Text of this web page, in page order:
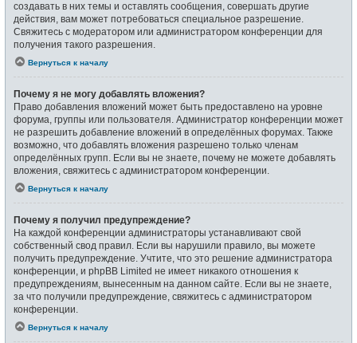
создавать в них темы и оставлять сообщения, совершать другие
действия, вам может потребоваться специальное разрешение.
Свяжитесь с модератором или администратором конференции для
получения такого разрешения.
Вернуться к началу
Почему я не могу добавлять вложения?
Право добавления вложений может быть предоставлено на уровне
форума, группы или пользователя. Администратор конференции может
не разрешить добавление вложений в определённых форумах. Также
возможно, что добавлять вложения разрешено только членам
определённых групп. Если вы не знаете, почему не можете добавлять
вложения, свяжитесь с администратором конференции.
Вернуться к началу
Почему я получил предупреждение?
На каждой конференции администраторы устанавливают свой
собственный свод правил. Если вы нарушили правило, вы можете
получить предупреждение. Учтите, что это решение администратора
конференции, и phpBB Limited не имеет никакого отношения к
предупреждениям, вынесенным на данном сайте. Если вы не знаете,
за что получили предупреждение, свяжитесь с администратором
конференции.
Вернуться к началу